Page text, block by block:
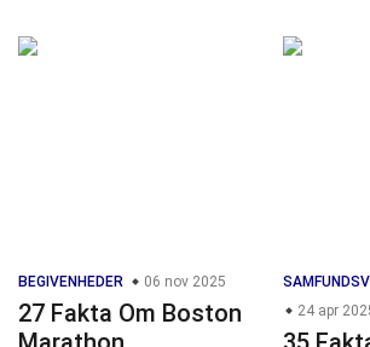
BEGIVENHEDER 06 nov 2025
27 Fakta Om Boston
24 apr